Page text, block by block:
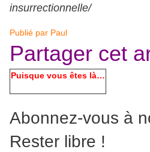
insurrectionnelle/
Publié par Paul
Partager cet
Puisque vous êtes là…
Abonnez-vous à
Rester libre !